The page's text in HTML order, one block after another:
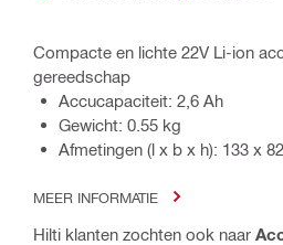
Compacte en lichte 22V Li-ion
gereedschap
Accucapaciteit: 2,6 Ah
Gewicht: 0.55 kg
Afmetingen (l x b x h): 133 x
MEER INFORMATIE
Hilti klanten zochten ook naar